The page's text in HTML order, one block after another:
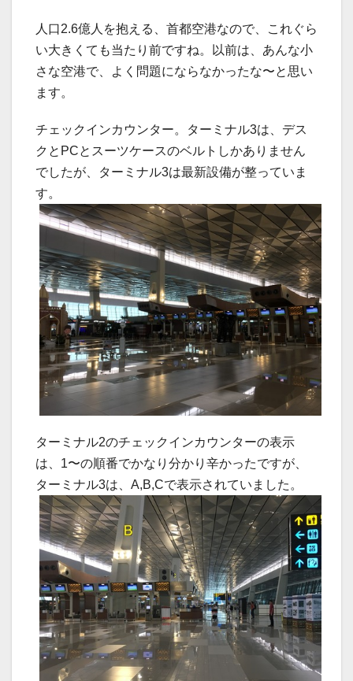
人口2.6億人を抱える、首都空港なので、これぐら
い大きくても当たり前ですね。以前は、あんな小
さな空港で、よく問題にならなかったな〜と思い
ます。
チェックインカウンター。ターミナル3は、デス
クとPCとスーツケースのベルトしかありません
でしたが、ターミナル3は最新設備が整っていま
す。
ターミナル2のチェックインカウンターの表示
は、1〜の順番でかなり分かり辛かったですが、
ターミナル3は、A,B,Cで表示されていました。